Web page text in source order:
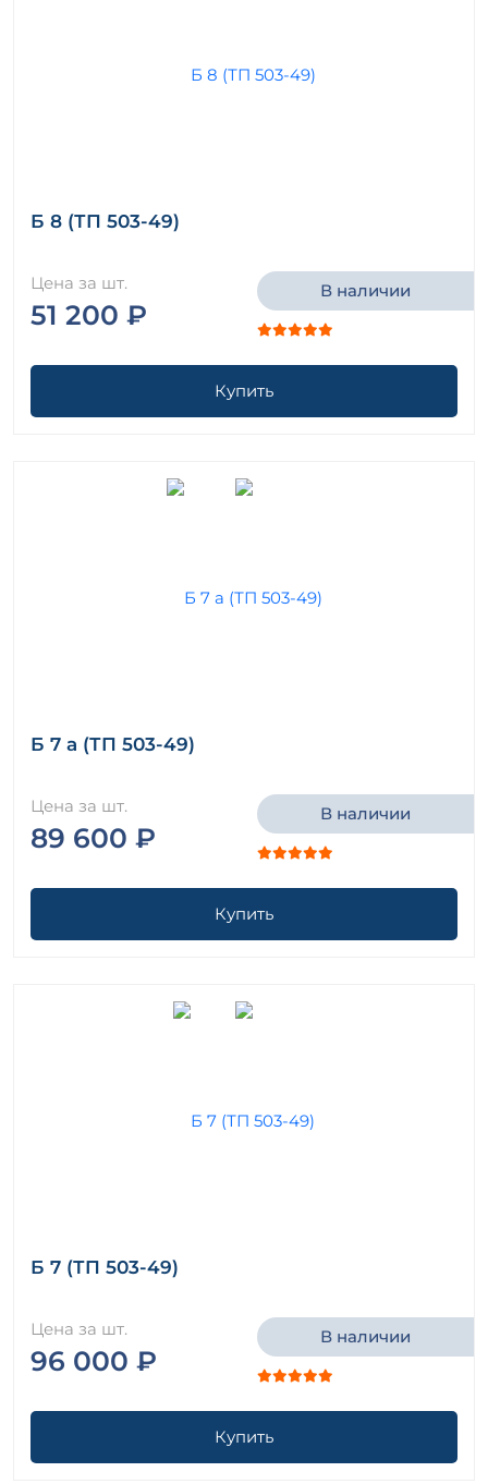
Б 8 (ТП 503-49)
Цена за шт.
51 200 ₽
В наличии
Купить
Б 7 а (ТП 503-49)
Цена за шт.
89 600 ₽
В наличии
Купить
Б 7 (ТП 503-49)
Цена за шт.
96 000 ₽
В наличии
Купить